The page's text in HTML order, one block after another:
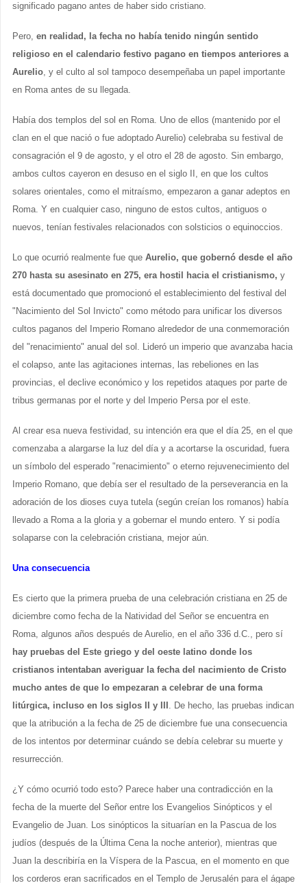
significado pagano antes de haber sido cristiano.
Pero, en realidad, la fecha no había tenido ningún sentido
religioso en el calendario festivo pagano en tiempos anteriores a
Aurelio, y el culto al sol tampoco desempeñaba un papel importante
en Roma antes de su llegada.
Había dos templos del sol en Roma. Uno de ellos (mantenido por el
clan en el que nació o fue adoptado Aurelio) celebraba su festival de
consagración el 9 de agosto, y el otro el 28 de agosto. Sin embargo,
ambos cultos cayeron en desuso en el siglo II, en que los cultos
solares orientales, como el mitraísmo, empezaron a ganar adeptos en
Roma. Y en cualquier caso, ninguno de estos cultos, antiguos o
nuevos, tenían festivales relacionados con solsticios o equinoccios.
Lo que ocurrió realmente fue que Aurelio, que gobernó desde el año
270 hasta su asesinato en 275, era hostil hacia el cristianismo, y
está documentado que promocionó el establecimiento del festival del
"Nacimiento del Sol Invicto" como método para unificar los diversos
cultos paganos del Imperio Romano alrededor de una conmemoración
del "renacimiento" anual del sol. Lideró un imperio que avanzaba hacia
el colapso, ante las agitaciones internas, las rebeliones en las
provincias, el declive económico y los repetidos ataques por parte de
tribus germanas por el norte y del Imperio Persa por el este.
Al crear esa nueva festividad, su intención era que el día 25, en el que
comenzaba a alargarse la luz del día y a acortarse la oscuridad, fuera
un símbolo del esperado "renacimiento" o eterno rejuvenecimiento del
Imperio Romano, que debía ser el resultado de la perseverancia en la
adoración de los dioses cuya tutela (según creían los romanos) había
llevado a Roma a la gloria y a gobernar el mundo entero. Y si podía
solaparse con la celebración cristiana, mejor aún.
Una consecuencia
Es cierto que la primera prueba de una celebración cristiana en 25 de
diciembre como fecha de la Natividad del Señor se encuentra en
Roma, algunos años después de Aurelio, en el año 336 d.C., pero sí
hay pruebas del Este griego y del oeste latino donde los
cristianos intentaban averiguar la fecha del nacimiento de Cristo
mucho antes de que lo empezaran a celebrar de una forma
litúrgica, incluso en los siglos II y III . De hecho, las pruebas indican
que la atribución a la fecha de 25 de diciembre fue una consecuencia
de los intentos por determinar cuándo se debía celebrar su muerte y
resurrección.
¿Y cómo ocurrió todo esto? Parece haber una contradicción en la
fecha de la muerte del Señor entre los Evangelios Sinópticos y el
Evangelio de Juan. Los sinópticos la situarían en la Pascua de los
judíos (después de la Última Cena la noche anterior), mientras que
Juan la describiría en la Víspera de la Pascua, en el momento en que
los corderos eran sacrificados en el Templo de Jerusalén para el ágape